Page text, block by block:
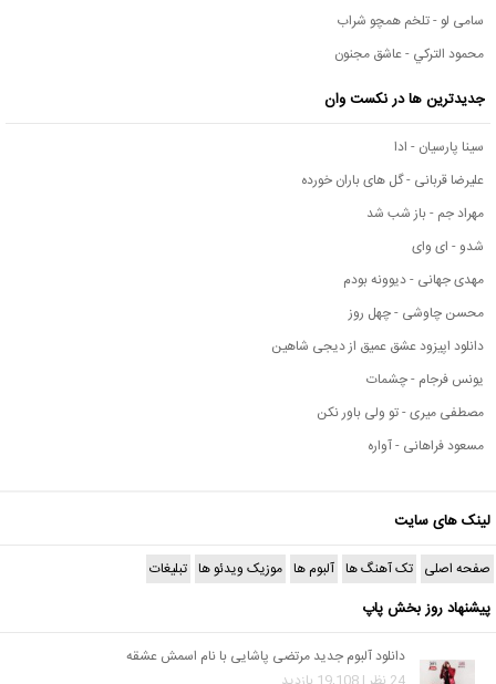
سامی لو - تلخم همچو شراب
محمود التركي - عاشق مجنون
جدیدترین ها در نکست وان
سینا پارسیان - ادا
علیرضا قربانی - گل های باران خورده
مهراد جم - باز شب شد
شدو - ای وای
مهدی جهانی - دیوونه بودم
محسن چاوشی - چهل روز
دانلود اپیزود عشق عمیق از دیجی شاهین
یونس فرجام - چشمات
مصطفی میری - تو ولی باور نکن
مسعود فراهانی - آواره
لینک های سایت
صفحه اصلی تک آهنگ ها آلبوم ها موزیک ویدئو ها تبلیغات
پیشنهاد روز بخش پاپ
دانلود آلبوم جدید مرتضی پاشایی با نام اسمش عشقه